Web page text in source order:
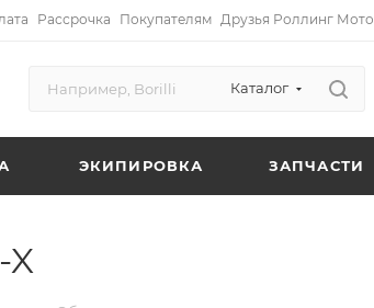
Рассрочка Покупателям Друзья Роллинг Мото
Каталог
ЭКИПИРОВКА ЗАПЧАСТИ
X